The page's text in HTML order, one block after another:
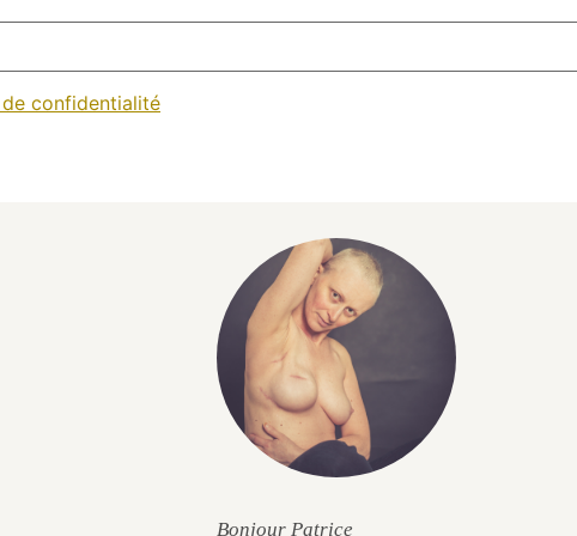
confidentialité
Bonjour Patrice